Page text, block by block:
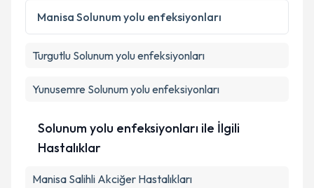
Manisa Solunum yolu enfeksiyonları
Turgutlu Solunum yolu enfeksiyonları
Yunusemre Solunum yolu enfeksiyonları
Solunum yolu enfeksiyonları ile İlgili
Hastalıklar
Manisa Salihli Akciğer Hastalıkları